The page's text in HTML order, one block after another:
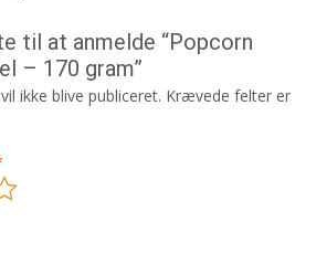
til at anmelde “Popcorn
– 170 gram”
ikke blive publiceret. Krævede felter er